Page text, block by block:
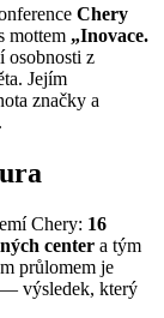
Chery
mottem „Inovace.
osobnosti z
Jejím
značky a
Chery: 16
center a tým
průlomem je
— výsledek, který